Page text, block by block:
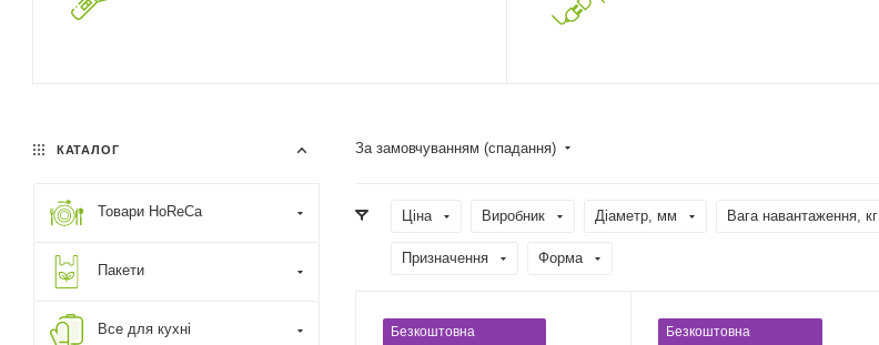
За замовчуванням (спадання)
Ціна Виробник Діаметр, мм Вага навантаження, кг
Призначення Форма
Безкоштовна
Безкоштовна
КАТАЛОГ
Товари HoReCa
Пакети
Все для кухні